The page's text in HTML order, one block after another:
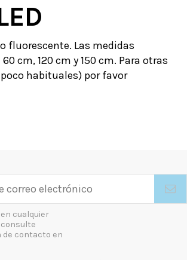
fluorescente. Las medidas
cm, 120 cm y 150 cm. Para otras
habituales) por favor
cualquier
consulte
contacto en